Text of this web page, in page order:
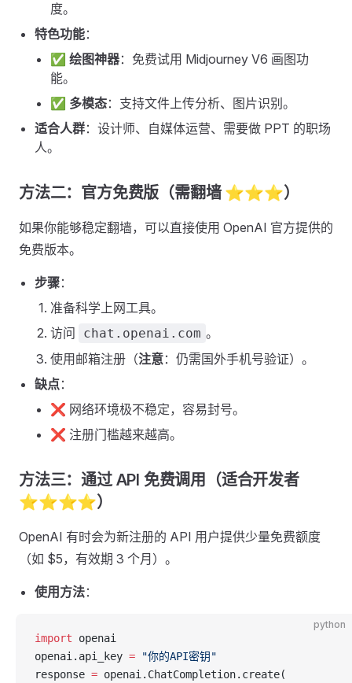
度。
特色功能：
✅ 绘图神器：免费试用 Midjourney V6 画图功
能。
✅ 多模态：支持文件上传分析、图片识别。
适合人群：设计师、自媒体运营、需要做 PPT 的职场
人。
方法二：官方免费版（需翻墙 ⭐⭐⭐）
如果你能够稳定翻墙，可以直接使用 OpenAI 官方提供的
免费版本。
步骤：
准备科学上网工具。
访问
chat.openai.com 。
使用邮箱注册（注意：仍需国外手机号验证）。
缺点：
❌ 网络环境极不稳定，容易封号。
❌ 注册门槛越来越高。
方法三：通过 API 免费调用（适合开发者
⭐⭐⭐⭐）
OpenAI 有时会为新注册的 API 用户提供少量免费额度
（如 $5，有效期 3 个月）。
使用方法：
python
import openai
openai.api_key = "你的API密钥"
response = openai.ChatCompletion.create(